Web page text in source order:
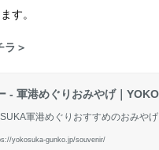
す。
ラ＞
- 軍港めぐりおみやげ｜
軍港めぐりおすすめのおみやげ
yokosuka-gunko.jp/souvenir/